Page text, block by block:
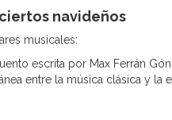
navideños
musicales:
escrita por Max Ferrán
entre la música clásica y